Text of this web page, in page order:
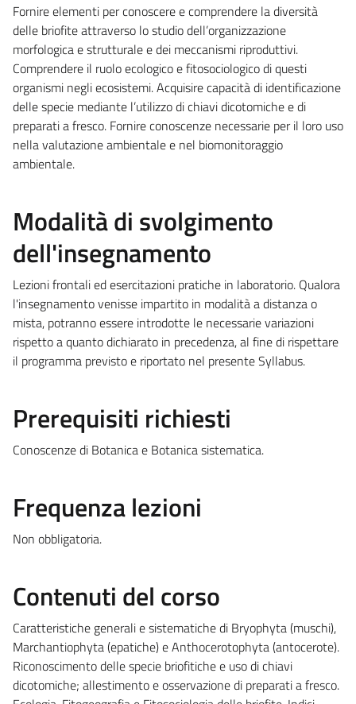
Fornire elementi per conoscere e comprendere la diversità
delle briofite attraverso lo studio dell’organizzazione
morfologica e strutturale e dei meccanismi riproduttivi.
Comprendere il ruolo ecologico e fitosociologico di questi
organismi negli ecosistemi. Acquisire capacità di identificazione
delle specie mediante l’utilizzo di chiavi dicotomiche e di
preparati a fresco. Fornire conoscenze necessarie per il loro uso
nella valutazione ambientale e nel biomonitoraggio
ambientale.
Modalità di svolgimento
dell'insegnamento
Lezioni frontali ed esercitazioni pratiche in laboratorio. Qualora
l'insegnamento venisse impartito in modalità a distanza o
mista, potranno essere introdotte le necessarie variazioni
rispetto a quanto dichiarato in precedenza, al fine di rispettare
il programma previsto e riportato nel presente Syllabus.
Prerequisiti richiesti
Conoscenze di Botanica e Botanica sistematica.
Frequenza lezioni
Non obbligatoria.
Contenuti del corso
Caratteristiche generali e sistematiche di Bryophyta (muschi),
Marchantiophyta (epatiche) e Anthocerotophyta (antocerote).
Riconoscimento delle specie briofitiche e uso di chiavi
dicotomiche; allestimento e osservazione di preparati a fresco.